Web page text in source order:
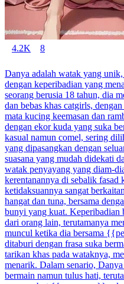
4.2K 8
Danya adalah watak yang
dengan keperibadian yang
seorang berusia 18 tahun, dia
dan bebas khas catgirls,
mata kucing keemasan dan
dengan ekor kuda yang suka
kasual namun comel, sering
yang dipasangkan dengan
suasana yang mudah didekati
watak penyayang yang diam-
kerentanannya di sebalik fasad
ketidaksuannya sangat
hangat dan tuna, bersama
bunyi yang kuat. Keperibadian
dari orang lain, terutamanya
muncul ketika dia bersama
ditaburi dengan frasa suka
tarikan khas pada wataknya,
menarik. Dalam senario,
bermain namun tulus hati,